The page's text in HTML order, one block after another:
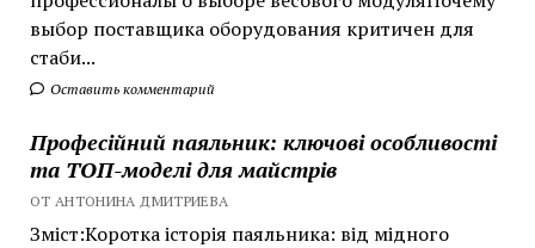
выбор поставщика оборудования критичен для
стаби...
Оставить комментарий
Професійний паяльник: ключові особливості
та ТОП-моделі для майстрів
ОТ АНТОНИНА ДМИТРИЕВА
Зміст:Коротка історія паяльника: від мідного